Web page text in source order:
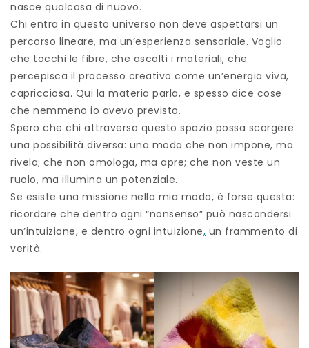
nasce qualcosa di nuovo.
Chi entra in questo universo non deve aspettarsi un
percorso lineare, ma un’esperienza sensoriale. Voglio
che tocchi le fibre, che ascolti i materiali, che
percepisca il processo creativo come un’energia viva,
capricciosa. Qui la materia parla, e spesso dice cose
che nemmeno io avevo previsto.
Spero che chi attraversa questo spazio possa scorgere
una possibilità diversa: una moda che non impone, ma
rivela; che non omologa, ma apre; che non veste un
ruolo, ma illumina un potenziale.
Se esiste una missione nella mia moda, è forse questa:
ricordare che dentro ogni “nonsenso” può nascondersi
un’intuizione, e dentro ogni intuizione, un frammento di
verità.